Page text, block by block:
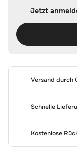
Jetzt
Versand durch
Schnelle
Kostenlose